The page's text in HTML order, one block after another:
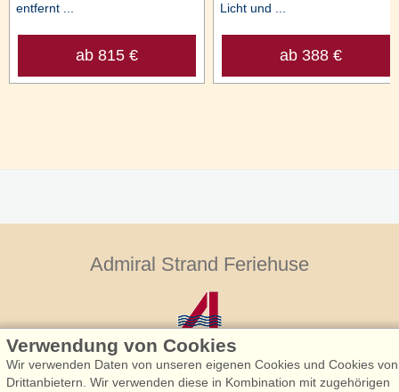
entfernt ...
ab 815 €
Licht und ...
ab 388 €
Admiral Strand Feriehuse
Verwendung von Cookies
Wir verwenden Daten von unseren eigenen Cookies und Cookies von
Drittanbietern. Wir verwenden diese in Kombination mit zugehörigen